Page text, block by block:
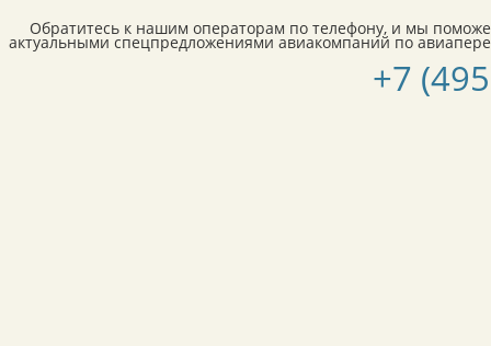
Обратитесь к нашим операторам по телефону, и мы
актуальными спецпредложениями авиакомпаний по
+7